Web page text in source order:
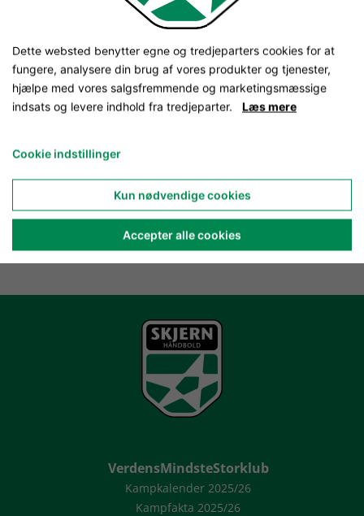
VerdensMindsteStorklub
Kampkalender 2025/26
Kampfakta 2025/26
Dette websted benytter egne og tredjeparters cookies for at
fungere, analysere din brug af vores produkter og tjenester,
hjælpe med vores salgsfremmende og marketingsmæssige
indsats og levere indhold fra tredjeparter. Læs mere
Cookie indstillinger
Kun nødvendige cookies
Accepter alle cookies